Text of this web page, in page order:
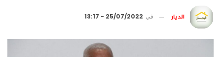
الديار في 25/07/2022 - 13:17